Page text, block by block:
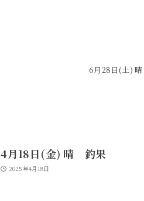
6月28日(土)
4月18日(金) 晴 釣果
2025年4月18日